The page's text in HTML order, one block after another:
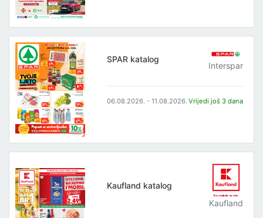
SPAR katalog
Interspar
06.08.2026. - 11.08.2026. Vrijedi još 3 dana
Kaufland katalog
Kaufland